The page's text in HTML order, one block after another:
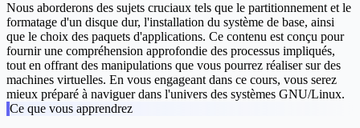
Nous aborderons des sujets cruciaux tels que le partitionnement et le
formatage d'un disque dur, l'installation du système de base, ainsi
que le choix des paquets d'applications. Ce contenu est conçu pour
fournir une compréhension approfondie des processus impliqués,
tout en offrant des manipulations que vous pourrez réaliser sur des
machines virtuelles. En vous engageant dans ce cours, vous serez
mieux préparé à naviguer dans l'univers des systèmes GNU/Linux.
Ce que vous apprendrez